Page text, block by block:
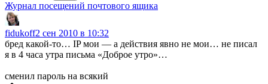
Журнал посещений почтового ящика
fidukoff2 сен 2010 в 10:32
бред какой-то… IP мои — а действия явно не мои… не писал
я в 4 часа утра письма «Доброе утро»…
сменил пароль на всякий